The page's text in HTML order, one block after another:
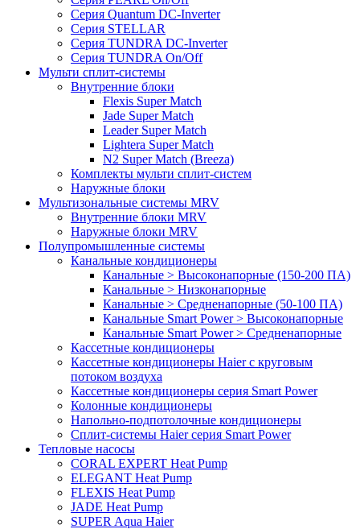
Серия Quantum DC-Inverter
Серия STELLAR
Серия TUNDRA DC-Inverter
Серия TUNDRA On/Off
Мульти сплит-системы
Внутренние блоки
Flexis Super Match
Jade Super Match
Leader Super Match
Lightera Super Match
N2 Super Match (Breeza)
Комплекты мульти сплит-систем
Наружные блоки
Мультизональные системы MRV
Внутренние блоки MRV
Наружные блоки MRV
Полупромышленные системы
Канальные кондиционеры
Канальные > Высоконапорные (150-200 ПА)
Канальные > Низконапорные
Канальные > Средненапорные (50-100 ПА)
Канальные Smart Power > Высоконапорные
Канальные Smart Power > Средненапорные
Кассетные кондиционеры
Кассетные кондиционеры Haier с круговым
потоком воздуха
Кассетные кондиционеры серия Smart Power
Колонные кондиционеры
Напольно-подпотолочные кондиционеры
Сплит-системы Haier серия Smart Power
Тепловые насосы
CORAL EXPERT Heat Pump
ELEGANT Heat Pump
FLEXIS Heat Pump
JADE Heat Pump
SUPER Aqua Haier